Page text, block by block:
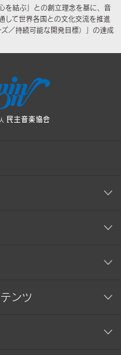
を結ぶ」との創立理念を基に、音
して世界各国との文化交流を推進
／持続可能な開発目標）」の達成
ンツ